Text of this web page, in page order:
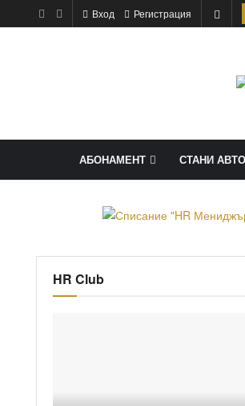
Вход Регистрация
АБОНАМЕНТ СТАНИ
HR Club